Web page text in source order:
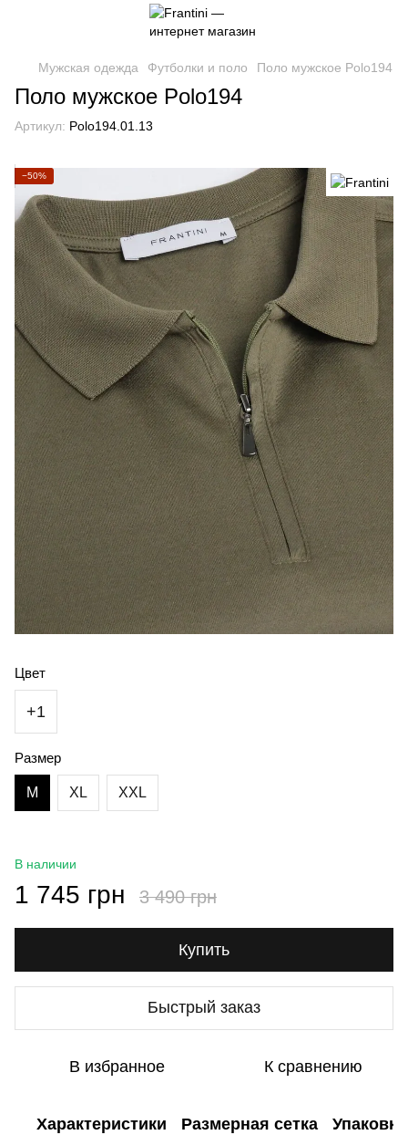
Мужская одежда Футболки и поло Поло мужское Polo194
Поло мужское Polo194
Артикул: Polo194.01.13
−50%
Цвет
+1
Размер
M XL XXL
В наличии
1 745 грн 3 490 грн
Купить
Быстрый заказ
В избранное К сравнению
Характеристики Размерная сетка Упаковка